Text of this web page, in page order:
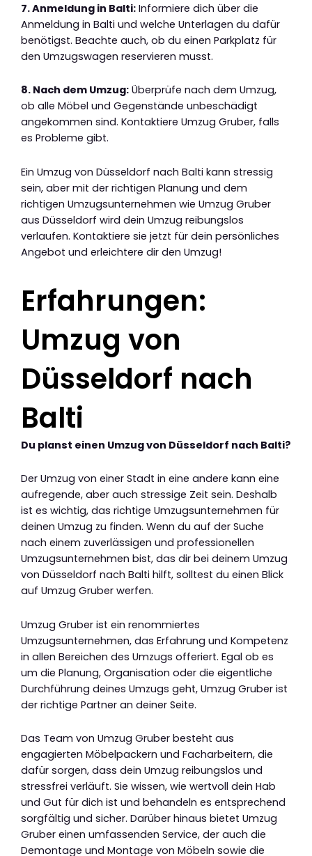
7. Anmeldung in Balti: Informiere dich über die
Anmeldung in Balti und welche Unterlagen du dafür
benötigst. Beachte auch, ob du einen Parkplatz für
den Umzugswagen reservieren musst.
8. Nach dem Umzug: Überprüfe nach dem Umzug,
ob alle Möbel und Gegenstände unbeschädigt
angekommen sind. Kontaktiere Umzug Gruber, falls
es Probleme gibt.
Ein Umzug von Düsseldorf nach Balti kann stressig
sein, aber mit der richtigen Planung und dem
richtigen Umzugsunternehmen wie Umzug Gruber
aus Düsseldorf wird dein Umzug reibungslos
verlaufen. Kontaktiere sie jetzt für dein persönliches
Angebot und erleichtere dir den Umzug!
Erfahrungen:
Umzug von
Düsseldorf nach
Balti
Du planst einen Umzug von Düsseldorf nach Balti?
Der Umzug von einer Stadt in eine andere kann eine
aufregende, aber auch stressige Zeit sein. Deshalb
ist es wichtig, das richtige Umzugsunternehmen für
deinen Umzug zu finden. Wenn du auf der Suche
nach einem zuverlässigen und professionellen
Umzugsunternehmen bist, das dir bei deinem Umzug
von Düsseldorf nach Balti hilft, solltest du einen Blick
auf Umzug Gruber werfen.
Umzug Gruber ist ein renommiertes
Umzugsunternehmen, das Erfahrung und Kompetenz
in allen Bereichen des Umzugs offeriert. Egal ob es
um die Planung, Organisation oder die eigentliche
Durchführung deines Umzugs geht, Umzug Gruber ist
der richtige Partner an deiner Seite.
Das Team von Umzug Gruber besteht aus
engagierten Möbelpackern und Facharbeitern, die
dafür sorgen, dass dein Umzug reibungslos und
stressfrei verläuft. Sie wissen, wie wertvoll dein Hab
und Gut für dich ist und behandeln es entsprechend
sorgfältig und sicher. Darüber hinaus bietet Umzug
Gruber einen umfassenden Service, der auch die
Demontage und Montage von Möbeln sowie die